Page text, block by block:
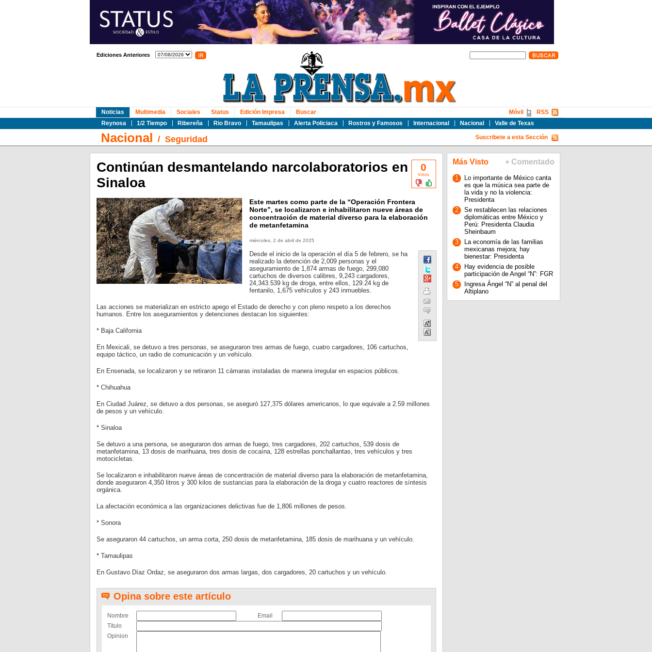
Ediciones Anteriores
Noticias
Reynosa
1/2 Tiempo Ribereña Rio Bravo Tamaulipas Alerta Policiaca Rostros y Famosos Internacional Nacional Valle de Texas
Multimedia Sociales Status Edición Impresa Buscar RSS
Móvil
Nacional / Seguridad Suscribete a esta Sección
0
Votos
Continúan desmantelando narcolaboratorios en
Sinaloa
Este martes como parte de la “Operación Frontera
Norte”, se localizaron e inhabilitaron nueve áreas de
concentración de material diverso para la elaboración
de metanfetamina
miércoles, 2 de abril de 2025
Desde el inicio de la operación el día 5 de febrero, se ha
realizado la detención de 2,009 personas y el
aseguramiento de 1,874 armas de fuego, 299,080
cartuchos de diversos calibres, 9,243 cargadores,
24,343.539 kg de droga, entre ellos, 129.24 kg de
fentanilo, 1,675 vehículos y 243 inmuebles.
Las acciones se materializan en estricto apego el Estado de derecho y con pleno respeto a los derechos
humanos. Entre los aseguramientos y detenciones destacan los siguientes:
* Baja California
En Mexicali, se detuvo a tres personas, se aseguraron tres armas de fuego, cuatro cargadores, 106 cartuchos,
equipo táctico, un radio de comunicación y un vehículo.
En Ensenada, se localizaron y se retiraron 11 cámaras instaladas de manera irregular en espacios públicos.
* Chihuahua
En Ciudad Juárez, se detuvo a dos personas, se aseguró 127,375 dólares americanos, lo que equivale a 2.59 millones
de pesos y un vehículo.
* Sinaloa
Se detuvo a una persona, se aseguraron dos armas de fuego, tres cargadores, 202 cartuchos, 539 dosis de
metanfetamina, 13 dosis de marihuana, tres dosis de cocaína, 128 estrellas ponchallantas, tres vehículos y tres
motocicletas.
Se localizaron e inhabilitaron nueve áreas de concentración de material diverso para la elaboración de metanfetamina,
donde aseguraron 4,350 litros y 300 kilos de sustancias para la elaboración de la droga y cuatro reactores de síntesis
orgánica.
La afectación económica a las organizaciones delictivas fue de 1,806 millones de pesos.
* Sonora
Se aseguraron 44 cartuchos, un arma corta, 250 dosis de metanfetamina, 185 dosis de marihuana y un vehículo.
* Tamaulipas
En Gustavo Díaz Ordaz, se aseguraron dos armas largas, dos cargadores, 20 cartuchos y un vehículo.
Opina sobre este artículo
Nombre
Email
Título
Opinion
Más Visto + Comentado
1
Lo importante de México canta
es que la música sea parte de
la vida y no la violencia:
Presidenta
2
Se restablecen las relaciones
diplomáticas entre México y
Perú: Presidenta Claudia
Sheinbaum
3
La economía de las familias
mexicanas mejora; hay
bienestar: Presidenta
4
Hay evidencia de posible
participación de Angel “N”: FGR
5
Ingresa Ángel “N” al penal del
Altiplano